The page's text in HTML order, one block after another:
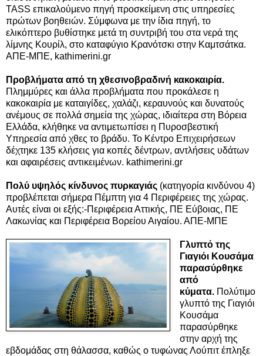
TASS επικαλούμενο πηγή προσκείμενη στις υπηρεσίες
πρώτων βοηθειών. Σύμφωνα με την ίδια πηγή, το
ελικόπτερο βυθίστηκε μετά τη συντριβή του στα νερά της
λίμνης Κουρίλ, στο καταφύγιο Κρανότσκι στην Καμτσάτκα.
ΑΠΕ-ΜΠΕ, kathimerini.gr
Προβλήματα από τη χθεσινοβραδινή κακοκαιρία.
Πλημμύρες και άλλα προβλήματα που προκάλεσε η
κακοκαιρία με καταιγίδες, χαλάζι, κεραυνούς και δυνατούς
ανέμους σε πολλά σημεία της χώρας, ιδιαίτερα στη Βόρεια
Ελλάδα, κλήθηκε να αντιμετωπίσει η Πυροσβεστική
Υπηρεσία από χθες το βράδυ. Το Κέντρο Επιχειρήσεων
δέχτηκε 135 κλήσεις για κοπές δέντρων, αντλήσεις υδάτων
και αφαιρέσεις αντικειμένων. kathimerini.gr
Πολύ υψηλός κίνδυνος πυρκαγιάς (κατηγορία κινδύνου 4)
προβλέπεται σήμερα Πέμπτη για 4 Περιφέρειες της χώρας.
Αυτές είναι οι εξής:-Περιφέρεια Αττικής, ΠΕ Εύβοιας, ΠΕ
Λακωνίας και Περιφέρεια Βορείου Αιγαίου. ΑΠΕ-ΜΠΕ
Γλυπτό της
Γιαγιόι Κουσάμα
παρασύρθηκε
από
κύματα. Πολύτιμο
γλυπτό της Γιαγιόι
Κουσάμα
παρασύρθηκε
στην αρχή της
εβδομάδας στη θάλασσα, καθώς ο τυφώνας Λούπιτ έπληξε